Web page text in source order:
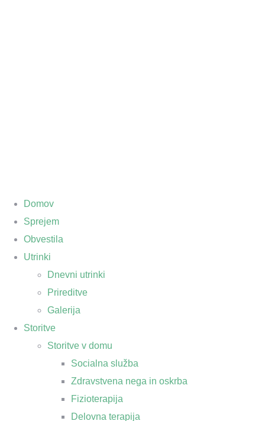
Domov
Sprejem
Obvestila
Utrinki
Dnevni utrinki
Prireditve
Galerija
Storitve
Storitve v domu
Socialna služba
Zdravstvena nega in oskrba
Fizioterapija
Delovna terapija